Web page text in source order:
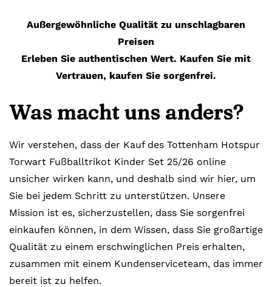
Außergewöhnliche Qualität zu unschlagbaren
Preisen
Erleben Sie authentischen Wert. Kaufen Sie mit
Vertrauen, kaufen Sie sorgenfrei.
Was macht uns anders?
Wir verstehen, dass der Kauf des Tottenham Hotspur
Torwart Fußballtrikot Kinder Set 25/26 online
unsicher wirken kann, und deshalb sind wir hier, um
Sie bei jedem Schritt zu unterstützen. Unsere
Mission ist es, sicherzustellen, dass Sie sorgenfrei
einkaufen können, in dem Wissen, dass Sie großartige
Qualität zu einem erschwinglichen Preis erhalten,
zusammen mit einem Kundenserviceteam, das immer
bereit ist zu helfen.